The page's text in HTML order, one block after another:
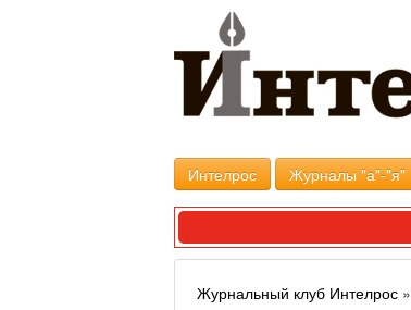
Интелрос Журналы "а"-"я"
Журнальный клуб Интелрос »